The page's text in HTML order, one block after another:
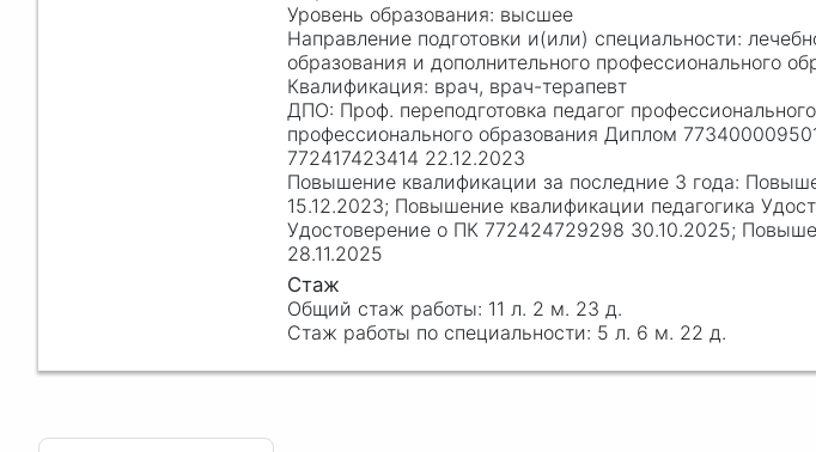
высшее
образования и дополнительного профессионального
врач, врач-терапевт
Проф. переподготовка педагог
профессионального образования Диплом
772417423414 22.12.2023
15.12.2023; Повышение квалификации педагогика
Удостоверение о ПК 772424729298 30.10.2025;
28.11.2025
11 л. 2 м. 23 д.
5 л. 6 м. 22 д.